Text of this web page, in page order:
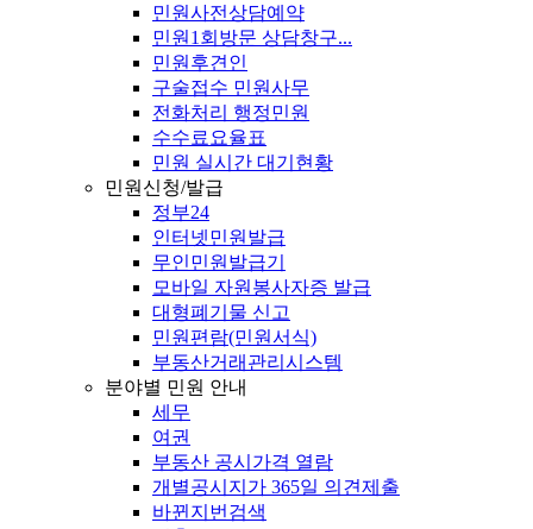
민원사전상담예약
민원1회방문 상담창구...
민원후견인
구술접수 민원사무
전화처리 행정민원
수수료요율표
민원 실시간 대기현황
민원신청/발급
정부24
인터넷민원발급
무인민원발급기
모바일 자원봉사자증 발급
대형폐기물 신고
민원편람(민원서식)
부동산거래관리시스템
분야별 민원 안내
세무
여권
부동산 공시가격 열람
개별공시지가 365일 의견제출
바뀐지번검색